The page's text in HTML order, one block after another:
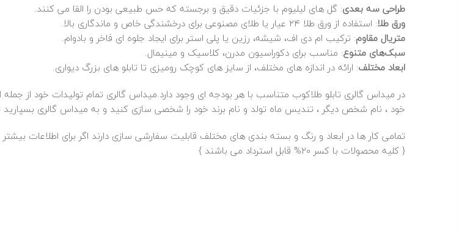
طراحی سه‌ بعدی: گل‌ های لیلیوم با جزئیات دقیق و برجسته که حس طبیعی بودن را القا می‌ کنند.
ورق طلا: استفاده از ورق طلا ۲۴ عیار یا طلای مصنوعی برای درخشندگی خاص و ماندگاری بالا.
متریال مقاوم: ترکیب ام‌ دی‌ اف، شیشه، رزین یا پلی‌ استر برای ایجاد جلوه‌ ای فاخر و بادوام.
سبک‌های متنوع: مناسب برای دکوراسیون مدرن، کلاسیک و مینیمال.
ابعاد مختلف: ارائه در اندازه‌ های مختلف، از سایز های کوچک رومیزی تا تابلو های بزرگ دیواری.
در میداس گالری تابلو طلاکوب متناسب با هر بودجه ای وجود دارد.میداس گالری تمام تولیدات خود از جمله
خود ، نام شخص دیگر ، تندیس ماه تولد و نام برند خود را شخصی سازی کنید و به میداس گالری بسپارید
تمامی کار ها در ابعاد و رنگ و بسته بندی های مختلف قابلیت سفارشی سازی دارند اگر برای اطلاعات
{ کلیه محصولات با کسر 20% قابل استرداد می باشند }